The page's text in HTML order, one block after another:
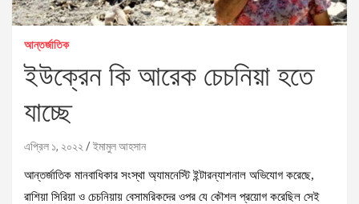
আন্তর্জাতিক
ইউক্রেন কি আরেক চেচনিয়া হতে
যাচ্ছে
এপ্রিল ১, ২০২২ ইমামুল আহসান
আন্তর্জাতিক মানবাধিকার সংস্থা অ্যামনেস্টি ইন্টারন্যাশনাল অভিযোগ করেছে,
রাশিয়া সিরিয়া ও চেচনিয়ায় বেসামরিকদের ওপর যে কৌশল প্রয়োগ করেছিল সেই